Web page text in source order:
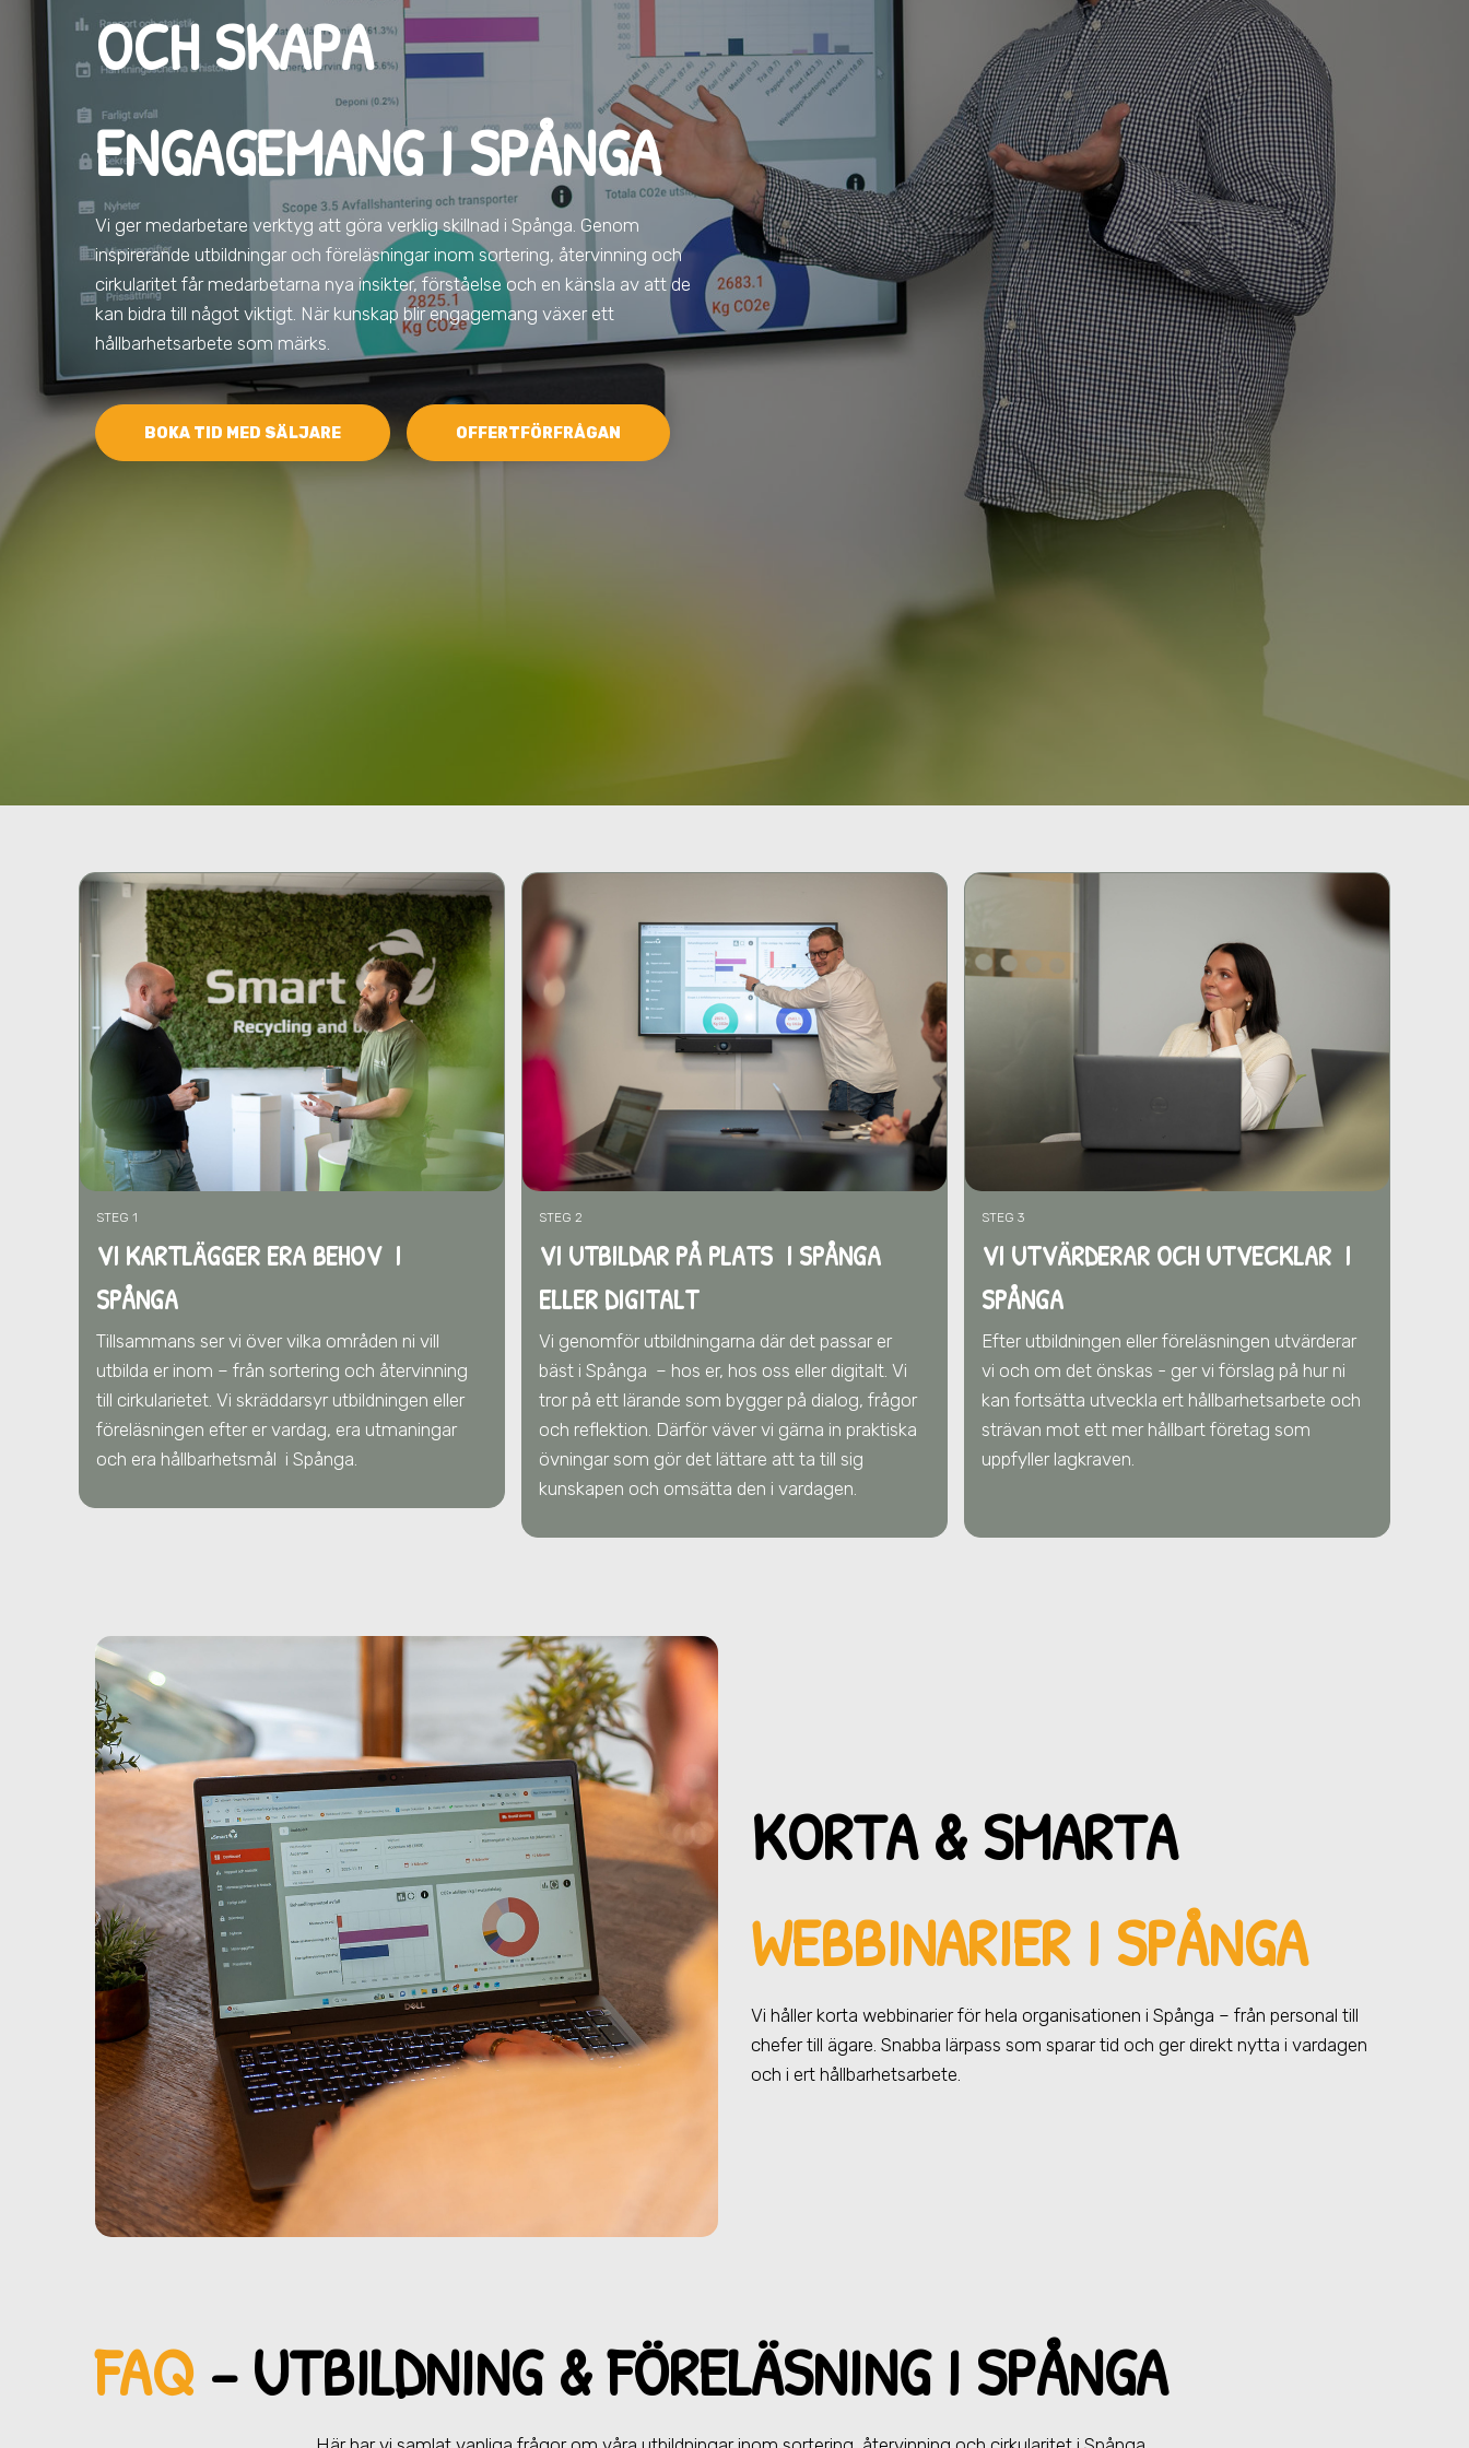
OCH SKAPA
ENGAGEMANG I SPÅNGA
Vi ger medarbetare verktyg att göra verklig skillnad i Spånga. Genom
inspirerande utbildningar och föreläsningar inom sortering, återvinning och
cirkularitet får medarbetarna nya insikter, förståelse och en känsla av att de
kan bidra till något viktigt. När kunskap blir engagemang växer ett
hållbarhetsarbete som märks.
BOKA TID MED SÄLJARE OFFERTFÖRFRÅGAN
STEG 1
VI KARTLÄGGER ERA BEHOV I
SPÅNGA
Tillsammans ser vi över vilka områden ni vill
utbilda er inom – från sortering och återvinning
till cirkularietet. Vi skräddarsyr utbildningen eller
föreläsningen efter er vardag, era utmaningar
och era hållbarhetsmål i Spånga.
STEG 2
VI UTBILDAR PÅ PLATS I SPÅNGA
ELLER DIGITALT
Vi genomför utbildningarna där det passar er
bäst i Spånga – hos er, hos oss eller digitalt. Vi
tror på ett lärande som bygger på dialog, frågor
och reflektion. Därför väver vi gärna in praktiska
övningar som gör det lättare att ta till sig
kunskapen och omsätta den i vardagen.
STEG 3
VI UTVÄRDERAR OCH UTVECKLAR I
SPÅNGA
Efter utbildningen eller föreläsningen utvärderar
vi och om det önskas - ger vi förslag på hur ni
kan fortsätta utveckla ert hållbarhetsarbete och
strävan mot ett mer hållbart företag som
uppfyller lagkraven.
KORTA & SMARTA
WEBBINARIER I SPÅNGA
Vi håller korta webbinarier för hela organisationen i Spånga – från personal till
chefer till ägare. Snabba lärpass som sparar tid och ger direkt nytta i vardagen
och i ert hållbarhetsarbete.
FAQ– UTBILDNING & FÖRELÄSNINGI SPÅNGA